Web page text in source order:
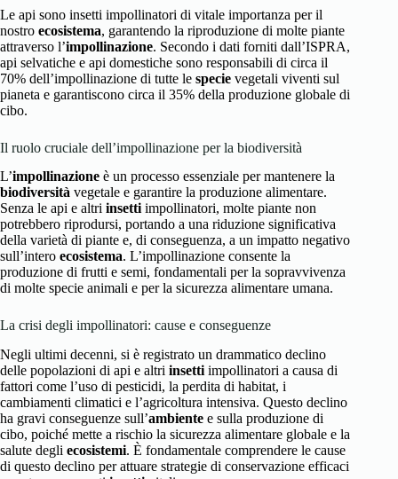
Le api sono insetti impollinatori di vitale importanza per il
nostro ecosistema, garantendo la riproduzione di molte piante
attraverso l’impollinazione. Secondo i dati forniti dall’ISPRA,
api selvatiche e api domestiche sono responsabili di circa il
70% dell’impollinazione di tutte le specie vegetali viventi sul
pianeta e garantiscono circa il 35% della produzione globale di
cibo.
Il ruolo cruciale dell’impollinazione per la biodiversità
L’impollinazione è un processo essenziale per mantenere la
biodiversità vegetale e garantire la produzione alimentare.
Senza le api e altri insetti impollinatori, molte piante non
potrebbero riprodursi, portando a una riduzione significativa
della varietà di piante e, di conseguenza, a un impatto negativo
sull’intero ecosistema. L’impollinazione consente la
produzione di frutti e semi, fondamentali per la sopravvivenza
di molte specie animali e per la sicurezza alimentare umana.
La crisi degli impollinatori: cause e conseguenze
Negli ultimi decenni, si è registrato un drammatico declino
delle popolazioni di api e altri insetti impollinatori a causa di
fattori come l’uso di pesticidi, la perdita di habitat, i
cambiamenti climatici e l’agricoltura intensiva. Questo declino
ha gravi conseguenze sull’ambiente e sulla produzione di
cibo, poiché mette a rischio la sicurezza alimentare globale e la
salute degli ecosistemi. È fondamentale comprendere le cause
di questo declino per attuare strategie di conservazione efficaci